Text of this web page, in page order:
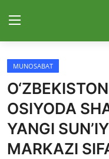
Tizimga kirish
E'lonlar
Aloqa
MUNOSABAT
OSIYODA
YANGI
MARKAZI